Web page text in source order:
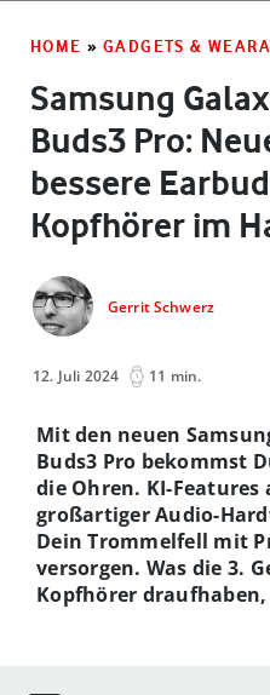
HOME » GADGETS &
Samsung
Buds3 Pro:
bessere
Kopfhörer im
Gerrit Schwerz
12. Juli 2024 11 min.
Mit den neuen
Buds3 Pro bekommst
die Ohren. KI-
großartiger Audio-
Dein Trommelfell mit
versorgen. Was die 3.
Kopfhörer